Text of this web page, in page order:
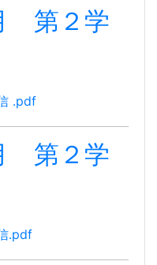
第２学
.pdf
第２学
.pdf